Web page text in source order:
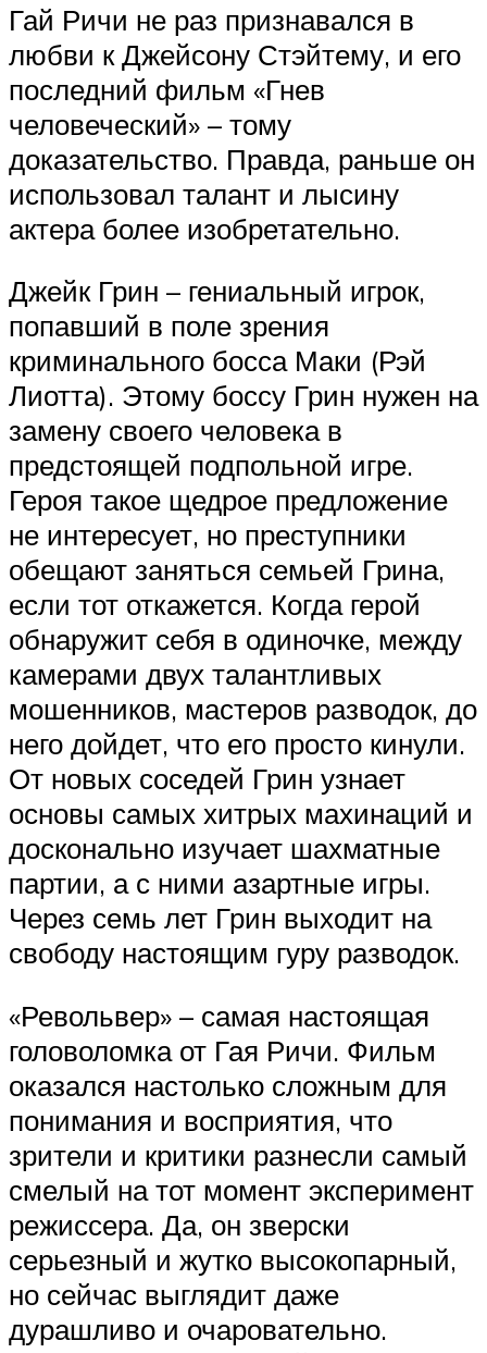
Гай Ричи не раз признавался в
любви к Джейсону Стэйтему, и его
последний фильм «Гнев
человеческий» – тому
доказательство. Правда, раньше он
использовал талант и лысину
актера более изобретательно.
Джейк Грин – гениальный игрок,
попавший в поле зрения
криминального босса Маки (Рэй
Лиотта). Этому боссу Грин нужен на
замену своего человека в
предстоящей подпольной игре.
Героя такое щедрое предложение
не интересует, но преступники
обещают заняться семьей Грина,
если тот откажется. Когда герой
обнаружит себя в одиночке, между
камерами двух талантливых
мошенников, мастеров разводок, до
него дойдет, что его просто кинули.
От новых соседей Грин узнает
основы самых хитрых махинаций и
досконально изучает шахматные
партии, а с ними азартные игры.
Через семь лет Грин выходит на
свободу настоящим гуру разводок.
«Револьвер» – самая настоящая
головоломка от Гая Ричи. Фильм
оказался настолько сложным для
понимания и восприятия, что
зрители и критики разнесли самый
смелый на тот момент эксперимент
режиссера. Да, он зверски
серьезный и жутко высокопарный,
но сейчас выглядит даже
дурашливо и очаровательно.